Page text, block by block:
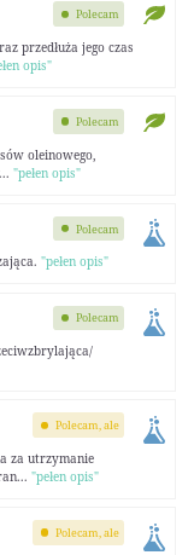
przedłuża jego czas
opis"
Polecam
oleinowego,
"pełen opis"
Polecam
"pełen opis"
Polecam
Polecam
za utrzymanie
"pełen opis"
Polecam, ale
Polecam, ale